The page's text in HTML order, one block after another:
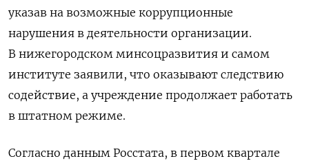
указав на возможные коррупционные
нарушения в деятельности организации.
В нижегородском минсоцразвития и самом
институте заявили, что оказывают следствию
содействие, а учреждение продолжает работать
в штатном режиме.
Согласно данным Росстата, в первом квартале